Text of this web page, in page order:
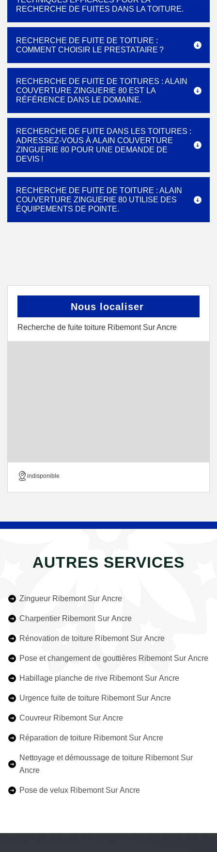
RECHERCHE DE FUITES DANS LA TOITURE.
RECHERCHE DE FUITE DE TOITURE :
COMMENT CHOISIR LE PRESTATAIRE ?
RECHERCHE DE FUITE DE TOITURES : ALAIN
COUVERTURE ZINGUERIE 80 EST LA
RÉFÉRENCE DANS LE DOMAINE.
RECHERCHE DE FUITE DANS LES TOITURES :
ADRESSEZ-VOUS À ALAIN COUVERTURE
ZINGUERIE 80 POUR UNE DEMANDE DE
DEVIS !
RECHERCHE DE FUITE DE TOITURE : ALAIN
COUVERTURE ZINGUERIE 80 UTILISE DES
ÉQUIPEMENTS DE POINTE.
Nous localiser
Recherche de fuite toiture Ribemont Sur Ancre
indisponible
AUTRES SERVICES
Zingueur Ribemont Sur Ancre
Charpentier Ribemont Sur Ancre
Rénovation de toiture Ribemont Sur Ancre
Pose et changement de gouttières Ribemont Sur Ancre
Habillage planche de rive Ribemont Sur Ancre
Urgence fuite de toiture Ribemont Sur Ancre
Couvreur Ribemont Sur Ancre
Réparation de toiture Ribemont Sur Ancre
Nettoyage et démoussage de toiture Ribemont Sur
Ancre
Pose de velux Ribemont Sur Ancre